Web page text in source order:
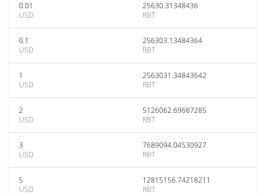
0.01
USD
25630.31348436
RBT
0.1
USD
256303.13484364
RBT
1
USD
2563031.34843642
RBT
2
USD
5126062.69687285
RBT
3
USD
7689094.04530927
RBT
5
USD
12815156.74218211
RBT